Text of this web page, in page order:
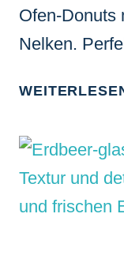
Ofen-Donuts
Nelken.